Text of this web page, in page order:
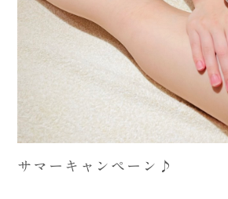
サマーキャンペーン♪